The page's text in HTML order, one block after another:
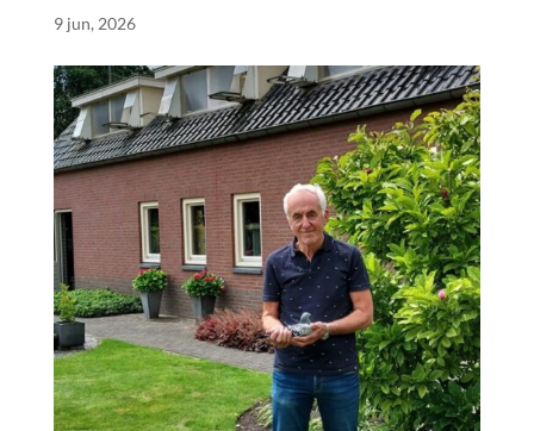
9 jun, 2026